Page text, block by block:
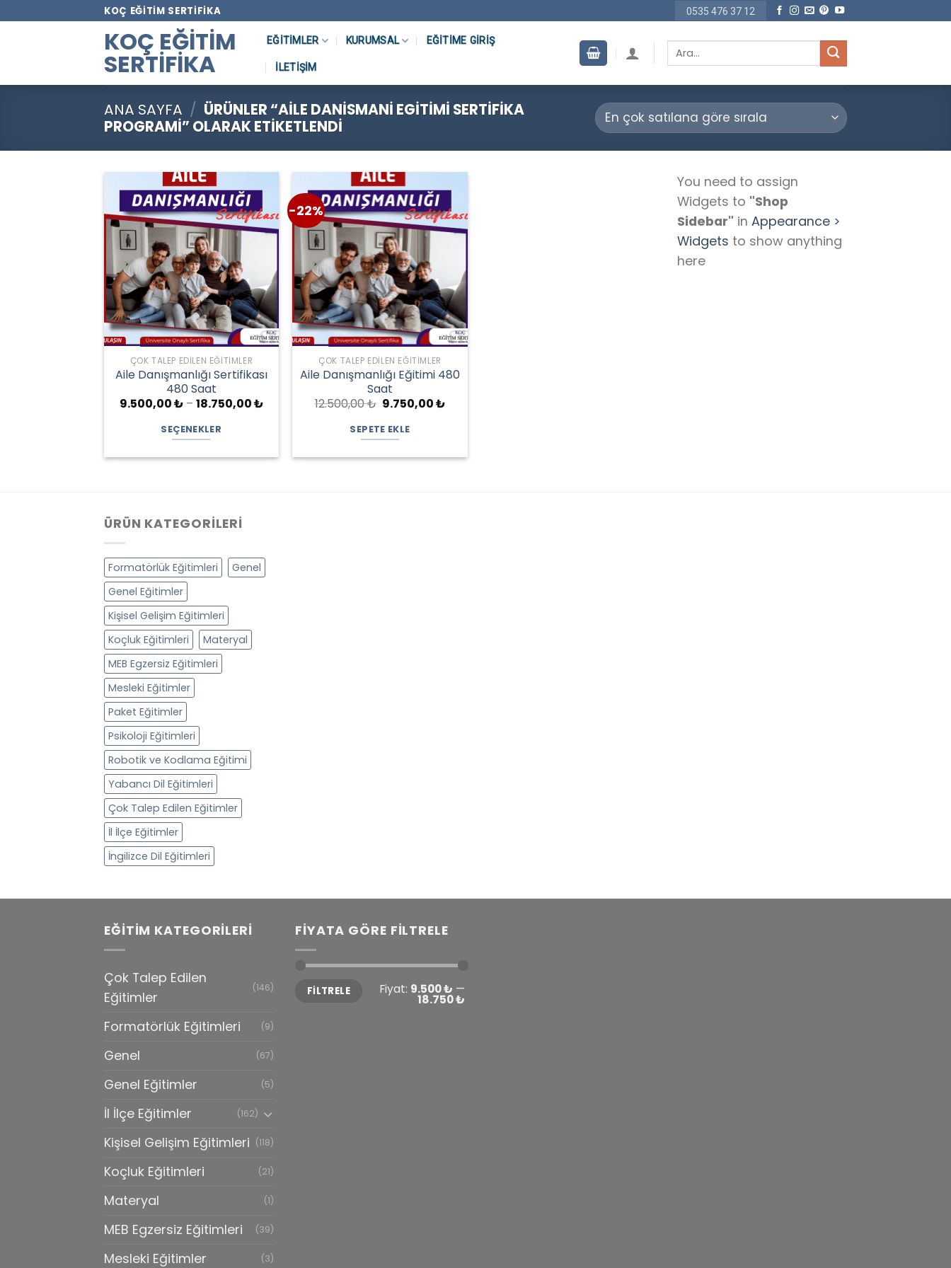
KOÇ EĞITIM SERTIFIKA 0535 476 37 12
KOÇ EĞITIM
SERTIFIKA
EĞITIMLER KURUMSAL EĞITIME GIRIŞ
İLETIŞIM
Ara:
ANA SAYFA / ÜRÜNLER “AILE DANISMANI EGITIMI SERTIFIKA
PROGRAMI” OLARAK ETIKETLENDI
ÇOK TALEP EDILEN EĞITIMLER
Aile Danışmanlığı Sertifikası
480 Saat
9.500,00₺ – 18.750,00₺Fiyat
SEÇENEKLER
varyasyonu
Seçenekler
ürün
seçilebilir
-22%
ÇOK TALEP EDILEN EĞITIMLER
Aile Danışmanlığı Eğitimi 480
Saat
12.500,00₺ Orijinal
12.500,00 ₺.
9.750,00₺Şu
SEPETE EKLE
You need to assign
Widgets to "Shop
Sidebar" in Appearance >
Widgets to show anything
here
ÜRÜN KATEGORILERI
Formatörlük Eğitimleri
Genel
Genel Eğitimler
Kişisel Gelişim Eğitimleri
Koçluk Eğitimleri
Materyal
MEB Egzersiz Eğitimleri
Mesleki Eğitimler
Paket Eğitimler
Psikoloji Eğitimleri
Robotik ve Kodlama Eğitimi
Yabancı Dil Eğitimleri
Çok Talep Edilen Eğitimler
İl İlçe Eğitimler
İngilizce Dil Eğitimleri
EĞITIM KATEGORILERI
Çok Talep Edilen
Eğitimler
(146)
Formatörlük Eğitimleri (9)
Genel (67)
Genel Eğitimler (5)
İl İlçe Eğitimler (162)
Kişisel Gelişim Eğitimleri (118)
Koçluk Eğitimleri (21)
Materyal (1)
MEB Egzersiz Eğitimleri (39)
Mesleki Eğitimler (3)
FIYATA GÖRE FILTRELE
düşük
yüksek
FILTRELE Fiyat: 9.500 ₺ —
18.750 ₺